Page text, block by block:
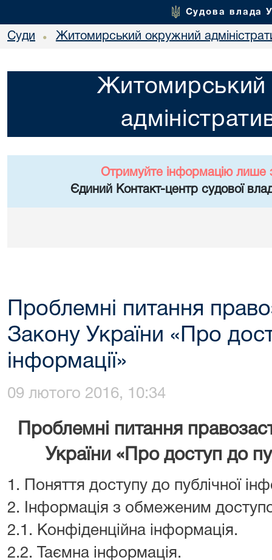
Судова влада
Суди • Житомирський окружний
Житомирський
Отримуйте інформацію лише
Єдиний Контакт-центр судової
Проблемні питання
Закону України «Про
інформації»
09 лютого 2016, 10:34
Проблемні питання
України «Про доступ до
1. Поняття доступу до публічної
2. Інформація з обмеженим
2.1. Конфіденційна інформація.
2.2. Таємна інформація.